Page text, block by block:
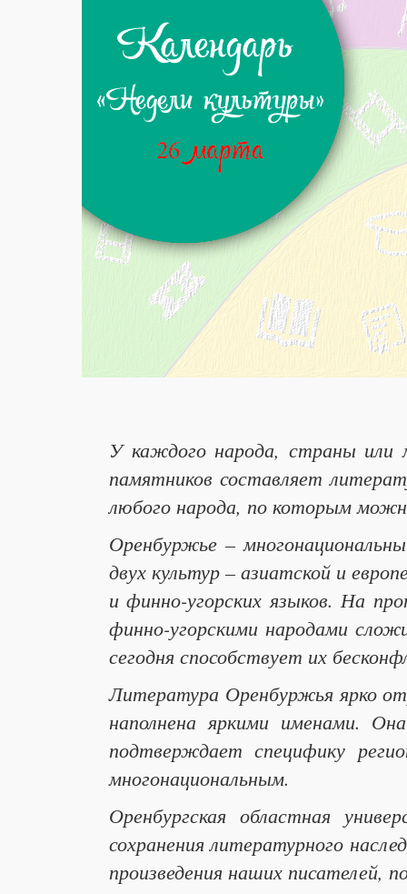
У каждого народа, страны или
памятников составляет
любого народа, по которым
Оренбуржье –
двух культур – азиатской и
и финно-угорских языков. На
финно-угорскими народами
сегодня способствует их
Литература Оренбуржья ярко
наполнена яркими именами.
подтверждает специфику
многонациональным.
Оренбургская областная
сохранения литературного
произведения наших